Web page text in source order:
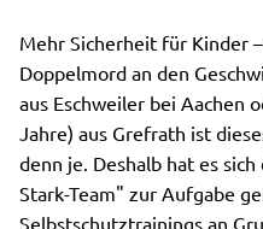
Mehr Sicherheit für Kinder
Doppelmord an den
aus Eschweiler bei Aachen
Jahre) aus Grefrath ist
denn je. Deshalb hat es
Stark-Team" zur Aufgabe
Selbstschutztrainings an